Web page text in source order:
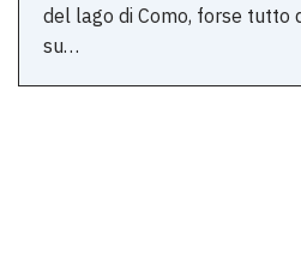
del lago di Como, forse tutto
su…